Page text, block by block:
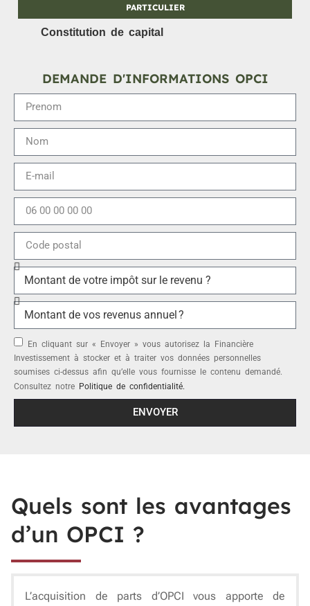
PARTICULIER
Constitution de capital
DEMANDE D'INFORMATIONS OPCI
En cliquant sur « Envoyer » vous autorisez la Financière
Investissement à stocker et à traiter vos données personnelles
soumises ci-dessus afin qu’elle vous fournisse le contenu demandé.
Consultez notre Politique de confidentialité.
ENVOYER
Quels sont les avantages
d’un OPCI ?
L’acquisition de parts d’OPCI vous apporte de